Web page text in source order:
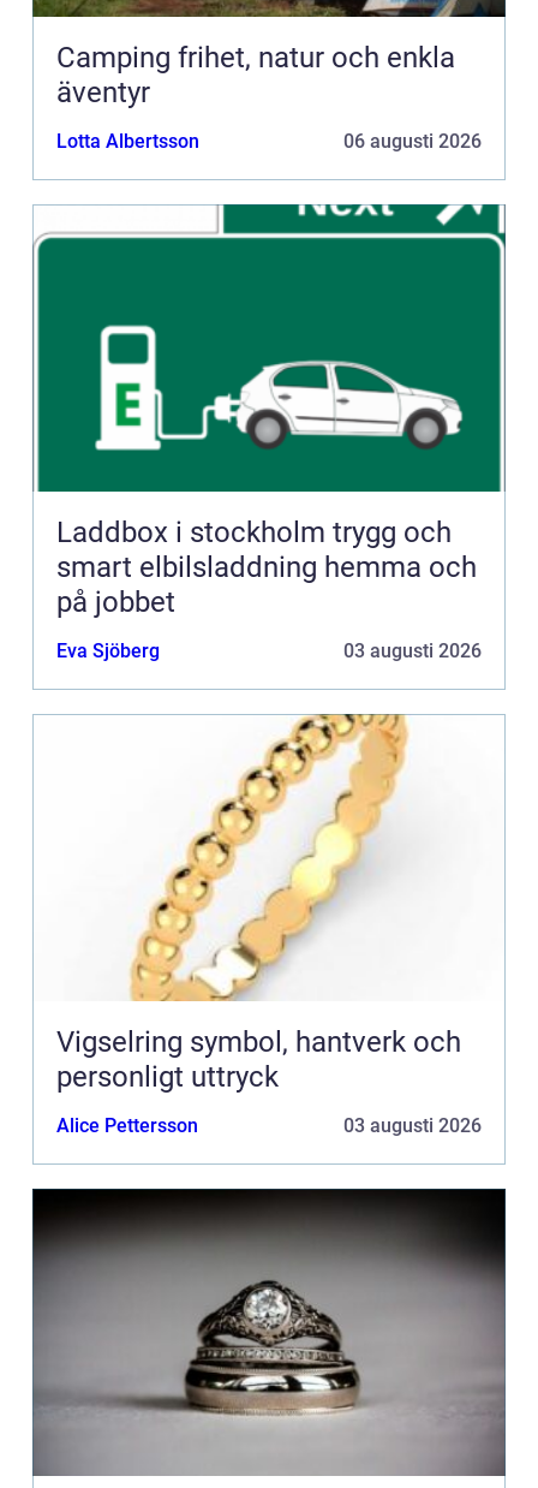
Camping frihet, natur och enkla
äventyr
Lotta Albertsson 06 augusti 2026
Laddbox i stockholm trygg och
smart elbilsladdning hemma och
på jobbet
Eva Sjöberg 03 augusti 2026
Vigselring symbol, hantverk och
personligt uttryck
Alice Pettersson 03 augusti 2026